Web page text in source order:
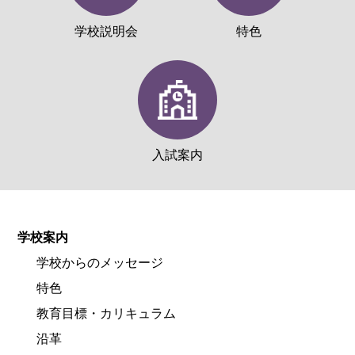
学校説明会 特色
入試案内
学校案内
学校からのメッセージ
特色
教育目標・カリキュラム
沿革